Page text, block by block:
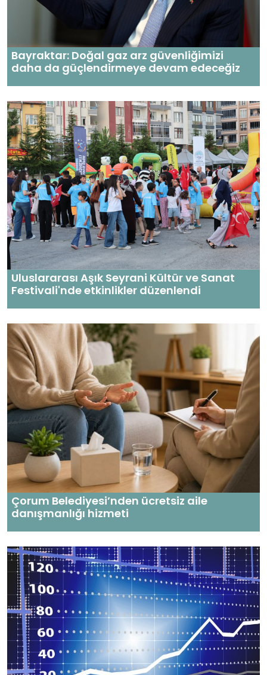
Bayraktar: Doğal gaz arz güvenliğimizi
daha da güçlendirmeye devam edeceğiz
Uluslararası Aşık Seyrani Kültür ve Sanat
Festivali'nde etkinlikler düzenlendi
Çorum Belediyesi’nden ücretsiz aile
danışmanlığı hizmeti